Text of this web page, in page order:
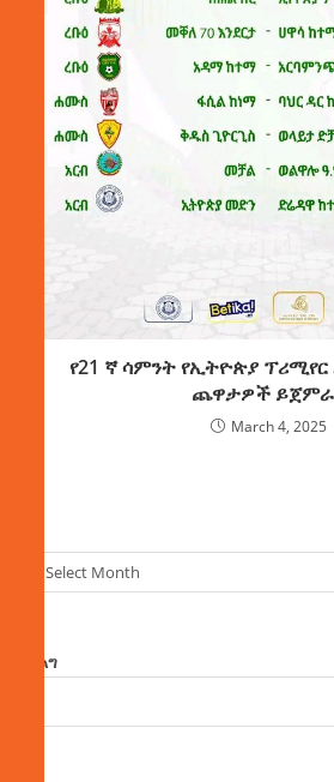
የ21 ኛ ሳምንት የኢትዮጵያ ፕሪሚየር
ጨዋታዎች
March 4, 2025
Select Month
ፈልግ